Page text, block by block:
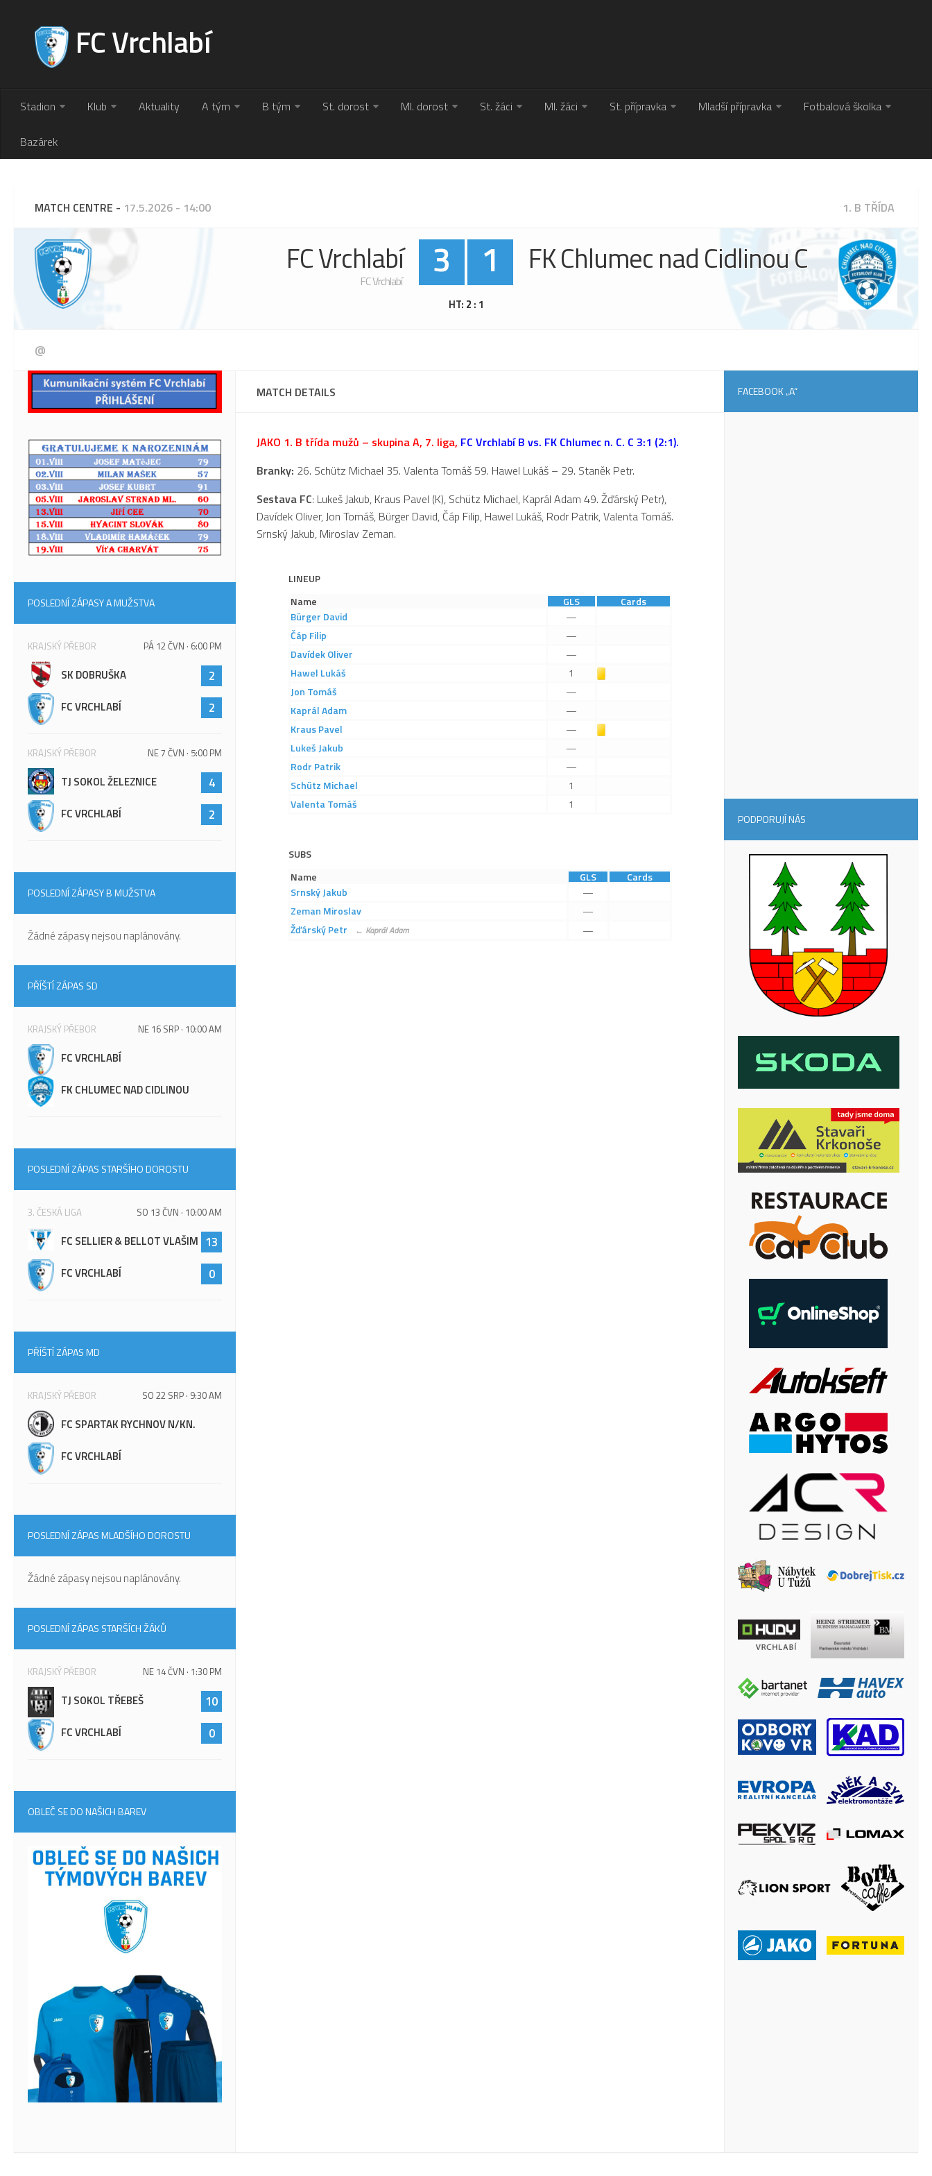
FC Vrchlabí
Stadion Klub Aktuality A tým B tým St. dorost Ml. dorost St. žáci Ml. žáci St. přípravka Mladší přípravka Fotbalová školka
Bazárek
MATCH CENTRE - 17.5.2026 - 14:00 1. B TŘÍDA
FC Vrchlabí
FC Vrchlabí 3 FK Chlumec nad Cidlinou C
1
HT: 2 : 1
HT: 2 : 1
@
MATCH DETAILS
JAKO 1. B třída mužů – skupina A, 7. liga, FC Vrchlabí B vs. FK Chlumec n. C. C 3:1 (2:1).
Branky: 26. Schütz Michael 35. Valenta Tomáš 59. Hawel Lukáš – 29. Staněk Petr.
Sestava FC: Lukeš Jakub, Kraus Pavel (K), Schütz Michael, Kaprál Adam 49. Žďárský Petr),
Davídek Oliver, Jon Tomáš, Bürger David, Čáp Filip, Hawel Lukáš, Rodr Patrik, Valenta Tomáš.
Srnský Jakub, Miroslav Zeman.
LINEUP
Name
GLS
Cards
Bürger David
—
Čáp Filip
—
Davídek Oliver
—
Hawel Lukáš 1
Žlutá karta
Jon Tomáš
—
KaprálAdam
—
Kraus Pavel —
Žlutá karta
Lukeš Jakub
—
Rodr Patrik
—
Schütz Michael
1
Valenta Tomáš 1
SUBS
Name
GLS
Cards
Srnský Jakub
—
Zeman Miroslav
—
Žďárský Petr ← KaprálAdam —
POSLEDNÍ ZÁPASY A MUŽSTVA
KRAJSKÝ PŘEBOR PÁ 12 ČVN · 6:00 PM
SK DOBRUŠKA 2
FC VRCHLABÍ 2
KRAJSKÝ PŘEBOR NE 7 ČVN · 5:00 PM
TJ SOKOL ŽELEZNICE 4
FC VRCHLABÍ 2
POSLEDNÍ ZÁPASY B MUŽSTVA
Žádné zápasy nejsou naplánovány.
PŘÍŠTÍ ZÁPAS SD
KRAJSKÝ PŘEBOR NE 16 SRP · 10:00 AM
FC VRCHLABÍ
FK CHLUMEC NAD CIDLINOU
POSLEDNÍ ZÁPAS STARŠÍHO DOROSTU
3. ČESKÁ LIGA SO 13 ČVN · 10:00 AM
FC SELLIER & BELLOT VLAŠIM 13
FC VRCHLABÍ 0
PŘÍŠTÍ ZÁPAS MD
KRAJSKÝ PŘEBOR SO 22 SRP · 9:30 AM
FC SPARTAK RYCHNOV N/KN.
FC VRCHLABÍ
POSLEDNÍ ZÁPAS MLADŠÍHO DOROSTU
Žádné zápasy nejsou naplánovány.
POSLEDNÍ ZÁPAS STARŠÍCH ŽÁKŮ
KRAJSKÝ PŘEBOR NE 14 ČVN · 1:30 PM
TJ SOKOL TŘEBEŠ 10
FC VRCHLABÍ 0
OBLEČ SE DO NAŠICH BAREV
FACEBOOK „A“
PODPORUJÍ NÁS